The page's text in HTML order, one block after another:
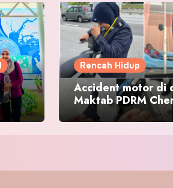
Rencah Hidup
Accident motor di
Maktab PDRM